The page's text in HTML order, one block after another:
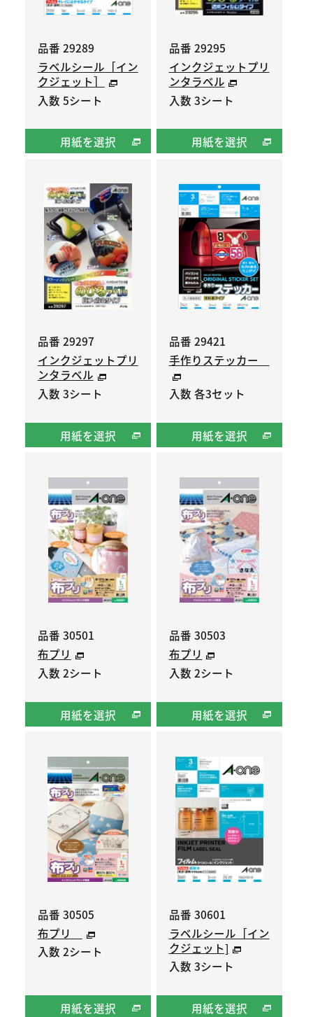
品番 29289
ラベルシール［イン
クジェット］
入数 5シート
用紙を選択
品番 29295
インクジェットプリ
ンタラベル
入数 3シート
用紙を選択
品番 29297
インクジェットプリ
ンタラベル
入数 3シート
用紙を選択
品番 29421
手作りステッカー
入数 各3セット
用紙を選択
品番 30501
布プリ
入数 2シート
用紙を選択
品番 30503
布プリ
入数 2シート
用紙を選択
品番 30505
布プリ
入数 2シート
用紙を選択
品番 30601
ラベルシール［イン
クジェット]
入数 3シート
用紙を選択